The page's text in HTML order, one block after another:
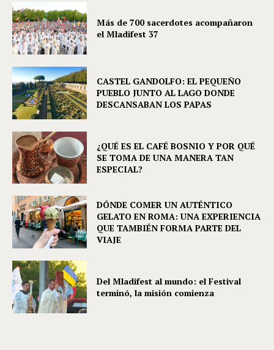
Más de 700 sacerdotes acompañaron
el Mladifest 37
CASTEL GANDOLFO: EL PEQUEÑO
PUEBLO JUNTO AL LAGO DONDE
DESCANSABAN LOS PAPAS
¿QUÉ ES EL CAFÉ BOSNIO Y POR QUÉ
SE TOMA DE UNA MANERA TAN
ESPECIAL?
DÓNDE COMER UN AUTÉNTICO
GELATO EN ROMA: UNA EXPERIENCIA
QUE TAMBIÉN FORMA PARTE DEL
VIAJE
Del Mladifest al mundo: el Festival
terminó, la misión comienza